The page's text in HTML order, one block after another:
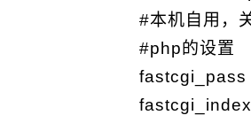
#本机自用
#php的设